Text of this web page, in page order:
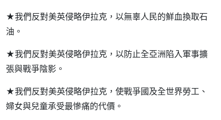
★我們反對美英侵略伊拉克，以無辜人民的鮮血換取石
油。
★我們反對美英侵略伊拉克，以防止全亞洲陷入軍事擴
張與戰爭陰影。
★我們反對美英侵略伊拉克，使戰爭國及全世界勞工、
婦女與兒童承受最慘痛的代價。